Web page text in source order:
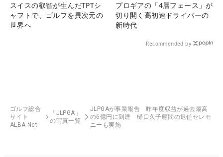
スイスの叡智が生んだTPTシ
ャフトで、ゴルフを異次元の
世界へ
プロギアの「4層フェース」が
切り開く高初速ドライバーの
新時代
Recommended by
ゴルフ総合
サイト
ALBA Net
「JLPGA」
の写真一覧
JLPGAが事業報告 昨年度収益が過去最高
の6億円に到達 樋口久子顧問の退任セレモ
ニーも実施